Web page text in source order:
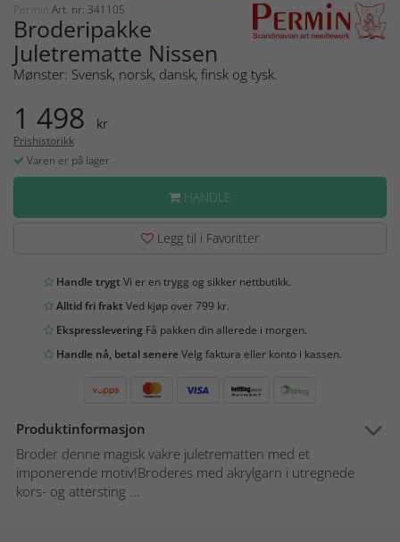
Permin Art. nr: 341105
Broderipakke
Juletrematte Nissen
Mønster: Svensk, norsk, dansk, finsk og tysk.
1 498 kr
Prishistorikk
Varen er på lager
HANDLE
Legg til i Favoritter
Handle trygtVi er en trygg og sikker nettbutikk.
Alltid fri fraktVed kjøp over 799 kr.
Ekspresslevering Få pakken din allerede i morgen.
Handle nå, betal senereVelg faktura eller konto i kassen.
Produktinformasjon
Broder denne magisk vakre juletrematten med et
imponerende motiv!Broderes med akrylgarn i utregnede
kors- og attersting ...